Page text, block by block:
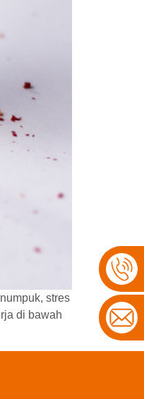
stres
di bawah